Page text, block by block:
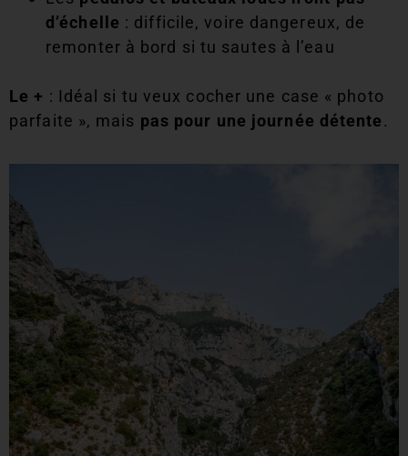
d’échelle : difficile, voire dangereux, de
remonter à bord si tu sautes à l’eau
Le + : Idéal si tu veux cocher une case « photo
parfaite », mais pas pour une journée détente.